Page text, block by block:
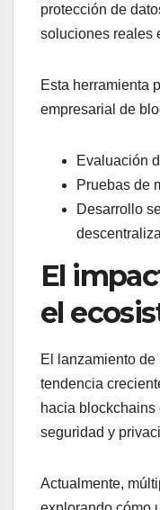
protección de
soluciones reales
Esta herramienta
empresarial de
Evaluación
Pruebas de
Desarrollo
El
el
El lanzamiento
tendencia
hacia
seguridad y
Actualmente,